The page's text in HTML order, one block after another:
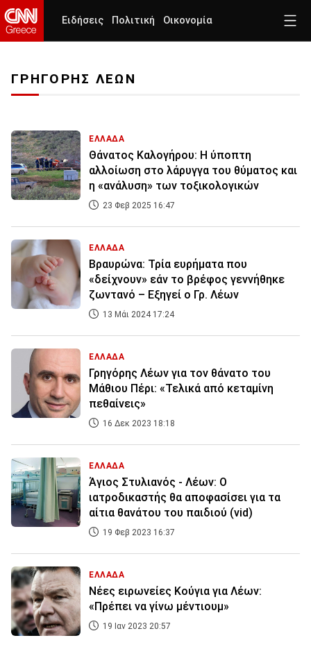
Ειδήσεις Πολιτική Οικονομία
ΓΡΗΓΟΡΗΣ ΛΕΩΝ
ΕΛΛΑΔΑ
Θάνατος Καλογήρου: Η ύποπτη
αλλοίωση στο λάρυγγα του θύματος και
η «ανάλυση» των τοξικολογικών
23 Φεβ 2025 16:47
ΕΛΛΑΔΑ
Βραυρώνα: Τρία ευρήματα που
«δείχνουν» εάν το βρέφος γεννήθηκε
ζωντανό – Εξηγεί ο Γρ. Λέων
13 Μάι 2024 17:24
ΕΛΛΑΔΑ
Γρηγόρης Λέων για τον θάνατο του
Μάθιου Πέρι: «Τελικά από κεταμίνη
πεθαίνεις»
16 Δεκ 2023 18:18
ΕΛΛΑΔΑ
Άγιος Στυλιανός - Λέων: O
ιατροδικαστής θα αποφασίσει για τα
αίτια θανάτου του παιδιού (vid)
19 Φεβ 2023 16:37
ΕΛΛΑΔΑ
Νέες ειρωνείες Κούγια για Λέων:
«Πρέπει να γίνω μέντιουμ»
19 Ιαν 2023 20:57